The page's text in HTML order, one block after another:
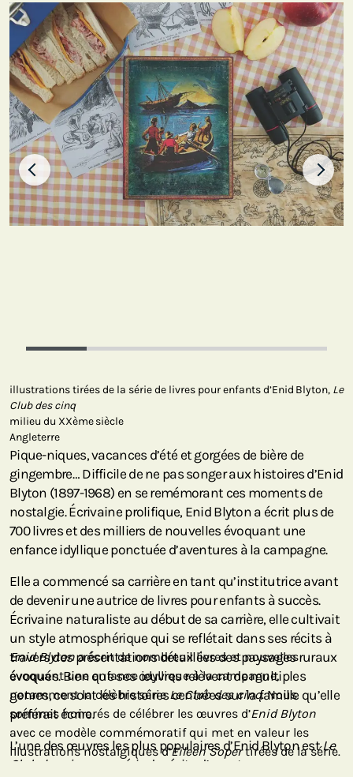
illustrations tirées de la série de livres pour enfants d’Enid Blyton, Le
Club des cinq
milieu du XXème siècle
Angleterre
Pique-niques, vacances d’été et gorgées de bière de
gingembre… Difficile de ne pas songer aux histoires d’Enid
Blyton (1897-1968) en se remémorant ces moments de
nostalgie. Écrivaine prolifique, Enid Blyton a écrit plus de
700 livres et des milliers de nouvelles évoquant une
enfance idyllique ponctuée d’aventures à la campagne.
Elle a commencé sa carrière en tant qu’institutrice avant
de devenir une autrice de livres pour enfants à succès.
Écrivaine naturaliste au début de sa carrière, elle cultivait
un style atmosphérique qui se reflétait dans ses récits à
travers des présentations détaillées des paysages ruraux
évoqués. Bien que ses œuvres relèvent de multiples
genres, ce sont les histoires centrées sur la famille qu’elle
préférait écrire.
L’une des œuvres les plus populaires d’Enid Blyton estLe
Club des cinq
, une série de récits d’aventures pour
Enid Blytona écrit de nombreux livres et nouvelles
évoquant une enfance idyllique à la campagne,
notamment la célèbre sérieLe Club des cinq. Nous
sommes honorés de célébrer les œuvres d’Enid Blyton
avec ce modèle commémoratif qui met en valeur les
illustrations nostalgiques d’Eileen Sopertirées de la série.